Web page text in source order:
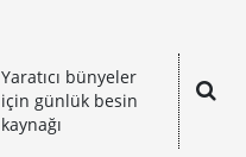
Yaratıcı bünyeler
için günlük besin
kaynağı